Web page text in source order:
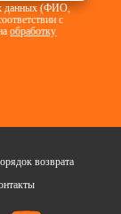
данных (ФИО,
с
обработку
возврата